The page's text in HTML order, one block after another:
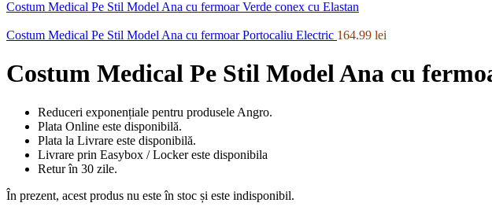
Costum Medical Pe Stil Model Ana cu fermoar Verde conex cu Elastan
Costum Medical Pe Stil Model Ana cu fermoar Portocaliu Electric 164.99 lei
Costum Medical Pe Stil Model Ana cu
Reduceri exponențiale pentru produsele Angro.
Plata Online este disponibilă.
Plata la Livrare este disponibilă.
Livrare prin Easybox / Locker este disponibila
Retur în 30 zile.
În prezent, acest produs nu este în stoc și este indisponibil.